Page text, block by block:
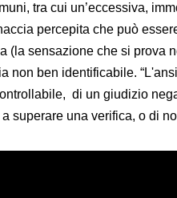
tra cui un’eccessiva,
percepita che può
(la sensazione che si prova
non ben identificabile.
di un giudizio
superare una verifica, o di